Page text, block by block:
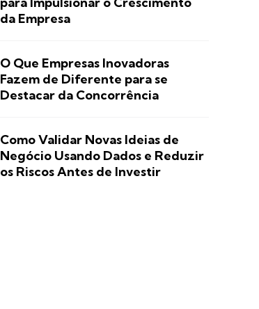
da Empresa
O Que Empresas Inovadoras
Fazem de Diferente para se
Destacar da Concorrência
Como Validar Novas Ideias de
Negócio Usando Dados e Reduzir
os Riscos Antes de Investir